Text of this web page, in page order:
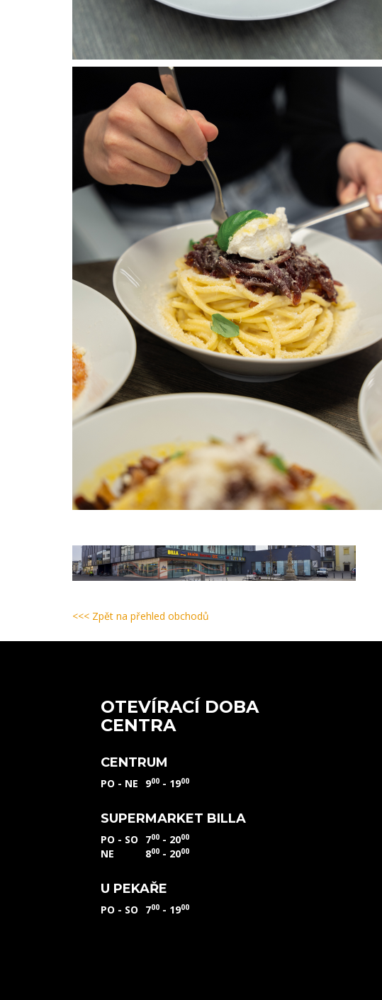
<<< Zpět na přehled obchodů
OTEVÍRACÍ DOBA
CENTRA
CENTRUM
PO - NE 900 - 1900
SUPERMARKET BILLA
PO - SO 700 - 2000
NE 800 - 2000
U PEKAŘE
PO - SO 700 - 1900